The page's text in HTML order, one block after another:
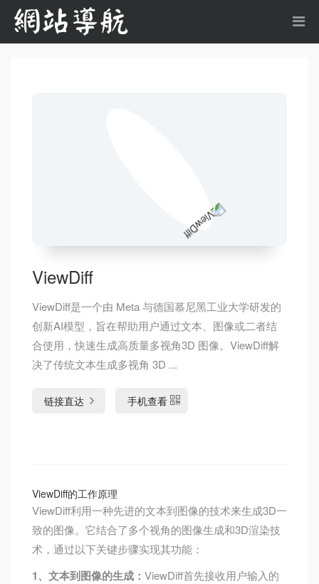
ViewDiff
ViewDiff是一个由 Meta 与德国慕尼黑工业大学研发的
创新AI模型，旨在帮助用户通过文本、图像或二者结
合使用，快速生成高质量多视角3D 图像。ViewDiff解
决了传统文本生成多视角 3D ...
链接直达 手机查看
ViewDiff的工作原理
ViewDiff利用一种先进的文本到图像的技术来生成3D一
致的图像。它结合了多个视角的图像生成和3D渲染技
术，通过以下关键步骤实现其功能：
1、文本到图像的生成： ViewDiff首先接收用户输入的